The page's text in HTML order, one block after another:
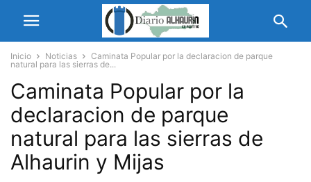
Inicio Noticias
Caminata Popular por la declaracion de parque
natural para las sierras de...
Caminata Popular por la
declaracion de parque
natural para las sierras de
Alhaurin y Mijas